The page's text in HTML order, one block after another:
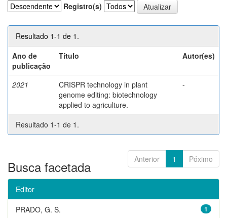
Registro(s)
Resultado 1-1 de 1.
Ano de
publicação
Título Autor(es)
2021
CRISPR technology in plant
genome editing: biotechnology
applied to agriculture.
-
Resultado 1-1 de 1.
Anterior 1 Póximo
Busca facetada
Editor
1
PRADO, G. S.